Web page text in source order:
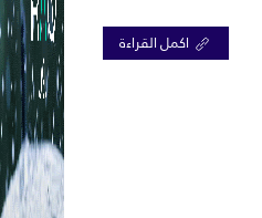
اكمل القراءة